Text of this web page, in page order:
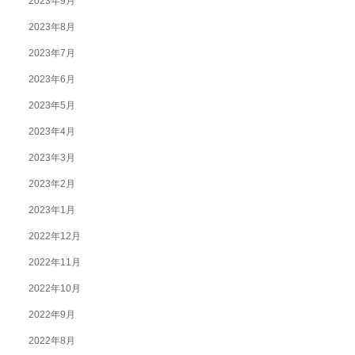
2023年8月
2023年7月
2023年6月
2023年5月
2023年4月
2023年3月
2023年2月
2023年1月
2022年12月
2022年11月
2022年10月
2022年9月
2022年8月